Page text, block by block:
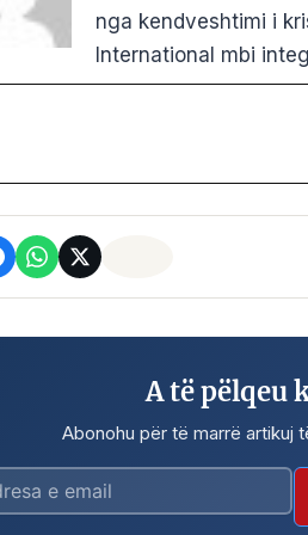
nga kendveshtimi i
International mbi
A të pëlqeu
Abonohu për të marrë artikuj